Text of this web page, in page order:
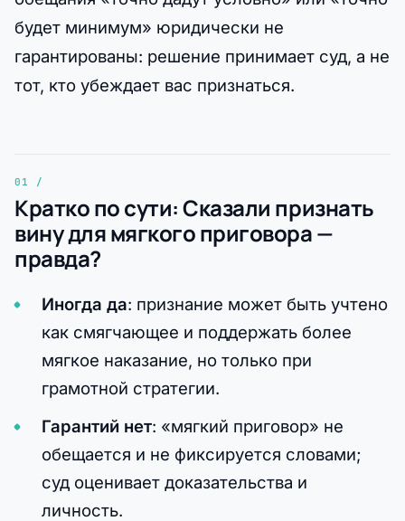
будет минимум» юридически не
гарантированы: решение принимает суд, а не
тот, кто убеждает вас признаться.
Кратко по сути: Сказали признать
вину для мягкого приговора —
правда?
Иногда да: признание может быть учтено
как смягчающее и поддержать более
мягкое наказание, но только при
грамотной стратегии.
Гарантий нет: «мягкий приговор» не
обещается и не фиксируется словами;
суд оценивает доказательства и
личность.